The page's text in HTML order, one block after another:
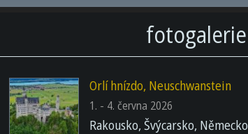
fotogalerie
Orlí hnízdo, Neuschwanstein
1. - 4. června 2026
Rakousko, Švýcarsko, Německo